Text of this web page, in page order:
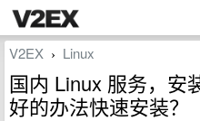
V2EX › Linux
国内 Linux 服务，安
好的办法快速安装？